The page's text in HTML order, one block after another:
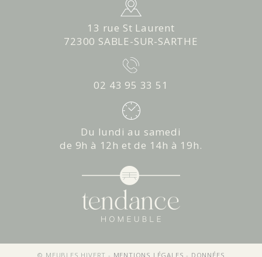
13 rue St Laurent
72300 SABLE-SUR-SARTHE
02 43 95 33 51
Du lundi au samedi
de 9h à 12h et de 14h à 19h.
© MEUBLES HIVERT - MENTIONS LÉGALES - DONNÉES